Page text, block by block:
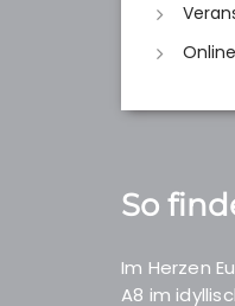
So
Im Herzen
A8 im